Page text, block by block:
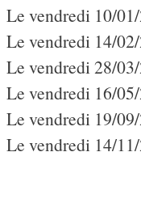
Le vendredi 10/
Le vendredi 14/
Le vendredi 28/
Le vendredi 16/
Le vendredi 19/
Le vendredi 14/